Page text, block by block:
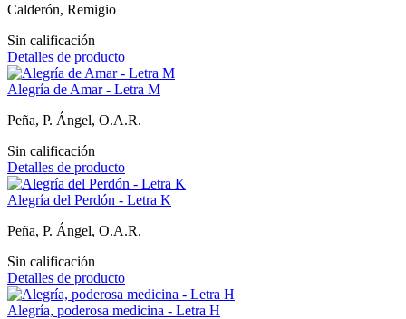
Calderón, Remigio
Sin calificación
Detalles de producto
Alegría de Amar - Letra M
Peña, P. Ángel, O.A.R.
Sin calificación
Detalles de producto
Alegría del Perdón - Letra K
Peña, P. Ángel, O.A.R.
Sin calificación
Detalles de producto
Alegría, poderosa medicina - Letra H